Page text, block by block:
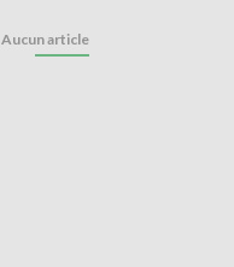
Aucun article